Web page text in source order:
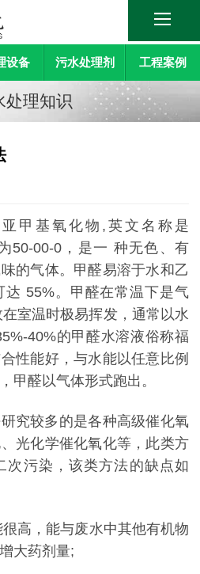
设备 污水处理剂 工程案例
处理知识
甲基氧化物,英文名称是
50-00-0，是一 种无色、有
的气体。甲醛易溶于水和乙
55%。甲醛在常温下是气
室温时极易挥发，通常以水
40%的甲醛水溶液俗称福
性能好，与水能以任意比例
甲醛以气体形式跑出。
究较多的是各种高级催化氧
光化学催化氧化等，此类方
次污染，该类方法的缺点如
高，能与废水中其他有机物
大药剂量;